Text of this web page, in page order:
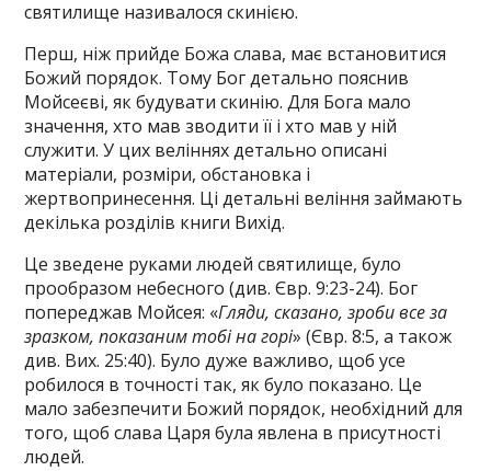
святилище називалося скинією.
Перш, ніж прийде Божа слава, має встановитися
Божий порядок. Тому Бог детально пояснив
Мойсеєві, як будувати скинію. Для Бога мало
значення, хто мав зводити її і хто мав у ній
служити. У цих веліннях детально описані
матеріали, розміри, обстановка і
жертвопринесення. Ці детальні веління займають
декілька розділів книги Вихід.
Це зведене руками людей святилище, було
прообразом небесного (див. Євр. 9:23-24). Бог
попереджав Мойсея: «Гляди, сказано, зроби все за
зразком, показаним тобі на горі» (Євр. 8:5, а також
див. Вих. 25:40). Було дуже важливо, щоб усе
робилося в точності так, як було показано. Це
мало забезпечити Божий порядок, необхідний для
того, щоб слава Царя була явлена в присутності
людей.